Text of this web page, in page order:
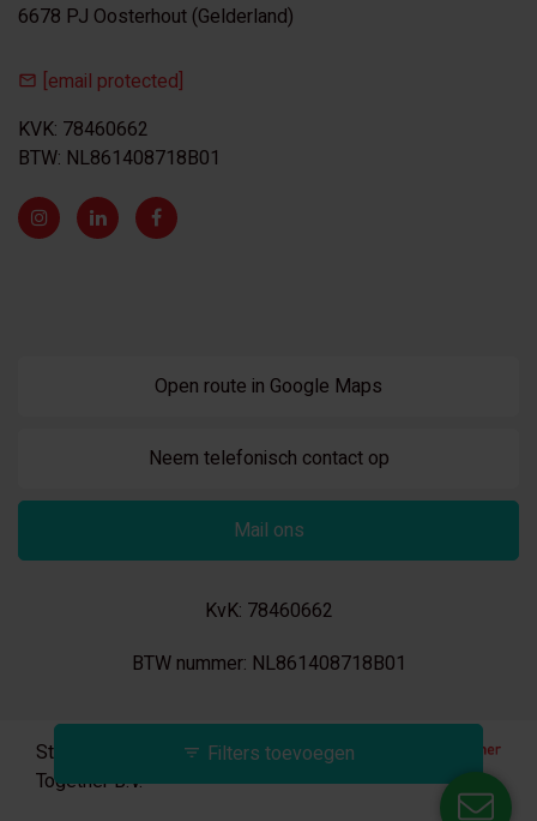
Filters toevoegen
6678 PJ Oosterhout (Gelderland)
[email protected]
KVK: 78460662
BTW: NL861408718B01
Open route in Google Maps
Neem telefonisch contact op
Mail ons
KvK: 78460662
BTW nummer: NL861408718B01
StellingStunt is onderdeel van Trading
Together B.V.